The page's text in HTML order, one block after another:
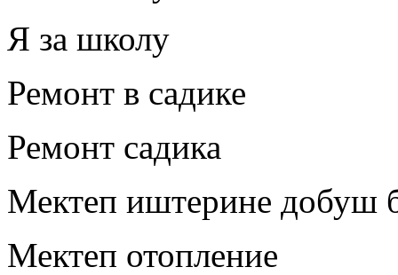
Я за школу
Ремонт в садике
Ремонт садика
Мектеп иштерине добуш
Мектеп отопление